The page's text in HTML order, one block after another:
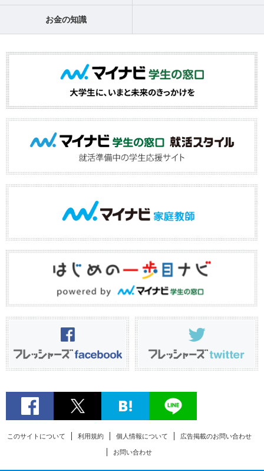
お金の知識
このサイトについて 利用規約 個人情報について 広告掲載のお問い合わせ
お問い合わせ